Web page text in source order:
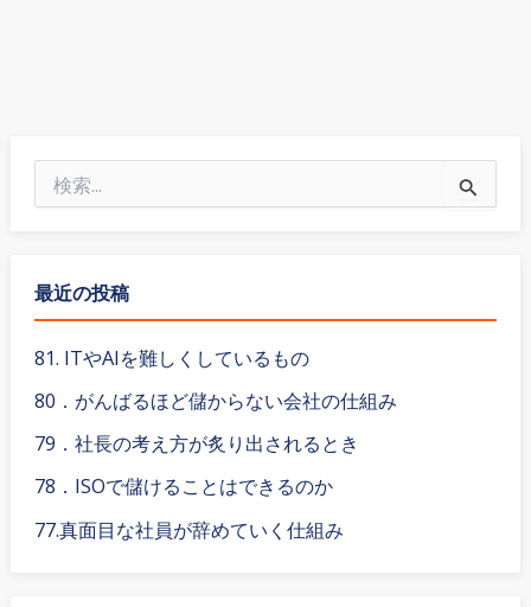
索
最近の投稿
81. ITやAIを難しくしているもの
80．がんばるほど儲からない会社の仕組み
79．社長の考え方が炙り出されるとき
78．ISOで儲けることはできるのか
77.真面目な社員が辞めていく仕組み